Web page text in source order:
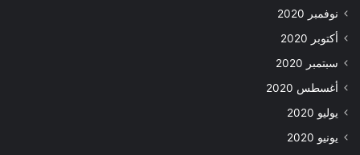
نوفمبر 2020
أكتوبر 2020
سبتمبر 2020
أغسطس 2020
يوليو 2020
يونيو 2020